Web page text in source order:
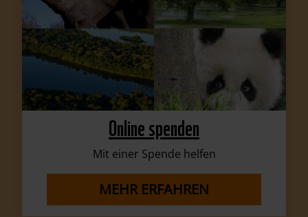
Online spenden
Mit einer Spende helfen
MEHR ERFAHREN